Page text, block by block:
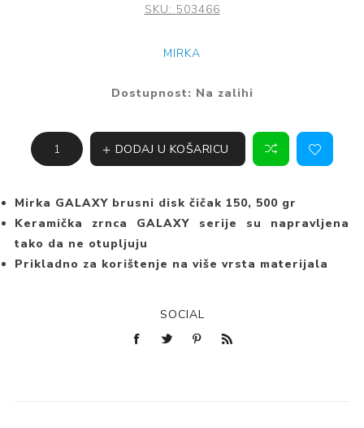
SKU: 503466
MIRKA
Dostupnost: Na zalihi
DODAJ U KOŠARICU
Mirka GALAXY brusni disk čičak 150, 500 gr
Keramička zrnca GALAXY serije su napravljena
tako da ne otupljuju
Prikladno za korištenje na više vrsta materijala
SOCIAL